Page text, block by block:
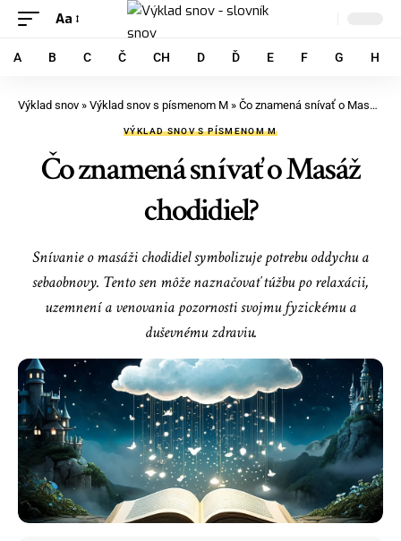
Aa
A B C Č CH D Ď E F G H
Výklad snov » Výklad snov s písmenom M » Čo znamená snívať o Masáž chodidiel?
VÝKLAD SNOV S PÍSMENOM M
Čo znamená snívať o Masáž
chodidiel?
Snívanie o masáži chodidiel symbolizuje potrebu oddychu a
sebaobnovy. Tento sen môže naznačovať túžbu po relaxácii,
uzemnení a venovania pozornosti svojmu fyzickému a
duševnému zdraviu.